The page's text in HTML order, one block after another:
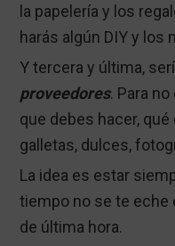
la papelería y los
harás algún DIY y los
Y tercera y última,
proveedores. Para
que debes hacer,
galletas, dulces,
La idea es estar
tiempo no se te eche
de última hora.